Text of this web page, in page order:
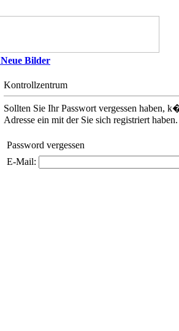
Neue Bilder
Kontrollzentrum
Sollten Sie Ihr Passwort vergessen haben,
Adresse ein mit der Sie sich registriert haben.
Password vergessen
E-Mail: